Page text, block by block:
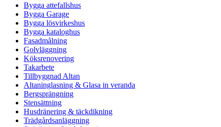
Bygga attefallshus
Bygga Garage
Bygga lösvirkeshus
Bygga kataloghus
Fasadmålning
Golvläggning
Köksrenovering
Takarbete
Tillbyggnad Altan
Altaninglasning & Glasa in veranda
Bergsprängning
Stensättning
Husdränering & täckdikning
Trädgårdsanläggning